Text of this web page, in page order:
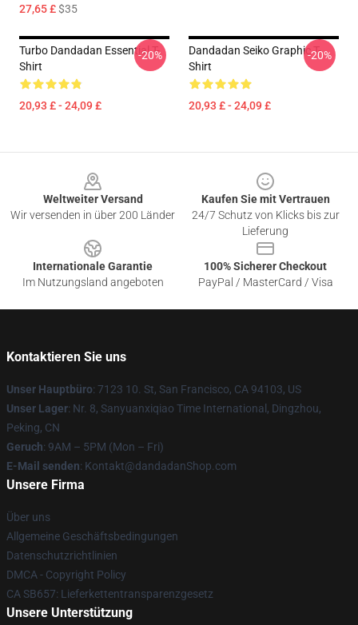
27,65 £$35
Turbo Dandadan Essential T-
Shirt
20,93 £ - 24,09 £
-20%
Dandadan Seiko Graphic T-
Shirt
20,93 £ - 24,09 £
-20%
Weltweiter Versand
Wir versenden in über 200 Länder
Kaufen Sie mit Vertrauen
24/7 Schutz von Klicks bis zur
Lieferung
Internationale Garantie
Im Nutzungsland angeboten
100% Sicherer Checkout
PayPal / MasterCard / Visa
Kontaktieren Sie uns
Unser Hauptbüro: 7123 10. St, San Francisco, CA 94103, US
Unser Lager: Nr. 8, Sanyuanxiqiao Time International, Dingzhou,
Peking, CN
Geruch: 9AM – 5PM (Mon – Fri)
E-Mail senden: Kontakt@dandadanShop.com
Unsere Firma
Über uns
Allgemeine Geschäftsbedingungen
Datenschutzrichtlinien
DMCA - Copyright Policy
CA SB657: Lieferkettentransparenzgesetz
Unsere Unterstützung